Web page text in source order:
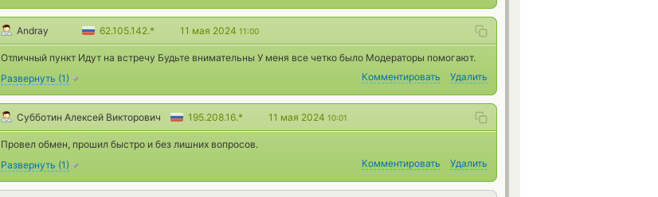
Andray 62.105.142.* 11 мая 2024 11:00
Отличный пункт Идут на встречу Будьте внимательны У меня все четко было Модераторы помогают.
Развернуть (1) Комментировать Удалить
Субботин Алексей Викторович 195.208.16.* 11 мая 2024 10:01
Провел обмен, прошил быстро и без лишних вопросов.
Развернуть (1) Комментировать Удалить